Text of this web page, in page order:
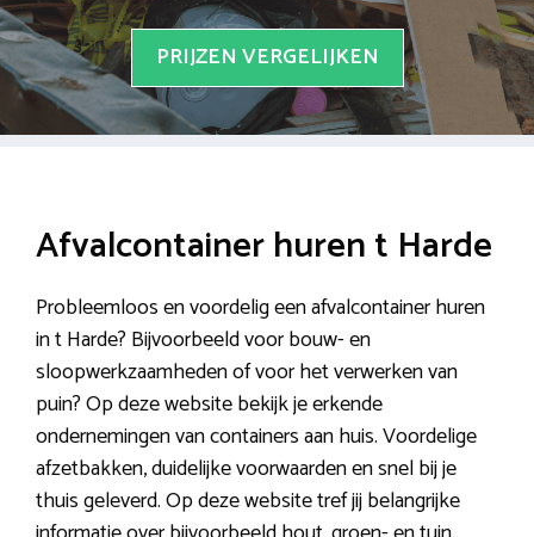
PRIJZEN VERGELIJKEN
Afvalcontainer huren t Harde
Probleemloos en voordelig een afvalcontainer huren
in t Harde? Bijvoorbeeld voor bouw- en
sloopwerkzaamheden of voor het verwerken van
puin? Op deze website bekijk je erkende
ondernemingen van containers aan huis. Voordelige
afzetbakken, duidelijke voorwaarden en snel bij je
thuis geleverd. Op deze website tref jij belangrijke